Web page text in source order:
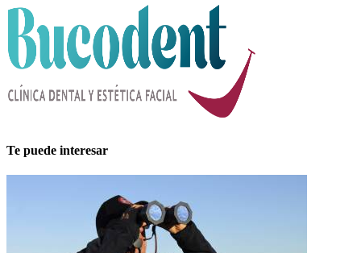
Te puede interesar